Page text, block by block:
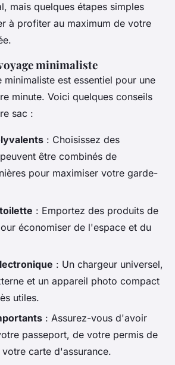
mais quelques étapes simples
à profiter au maximum de votre
minimaliste
minimaliste est essentiel pour une
minute. Voici quelques conseils
sac :
: Choisissez des
être combinés de
pour maximiser votre garde-
: Emportez des produits de
économiser de l'espace et du
: Un chargeur universel,
et un appareil photo compact
utiles.
: Assurez-vous d'avoir
passeport, de votre permis de
carte d'assurance.